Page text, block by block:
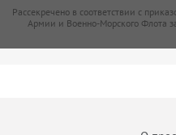
Рассекречено в соответствии с
Армии и Военно-Морского Флота